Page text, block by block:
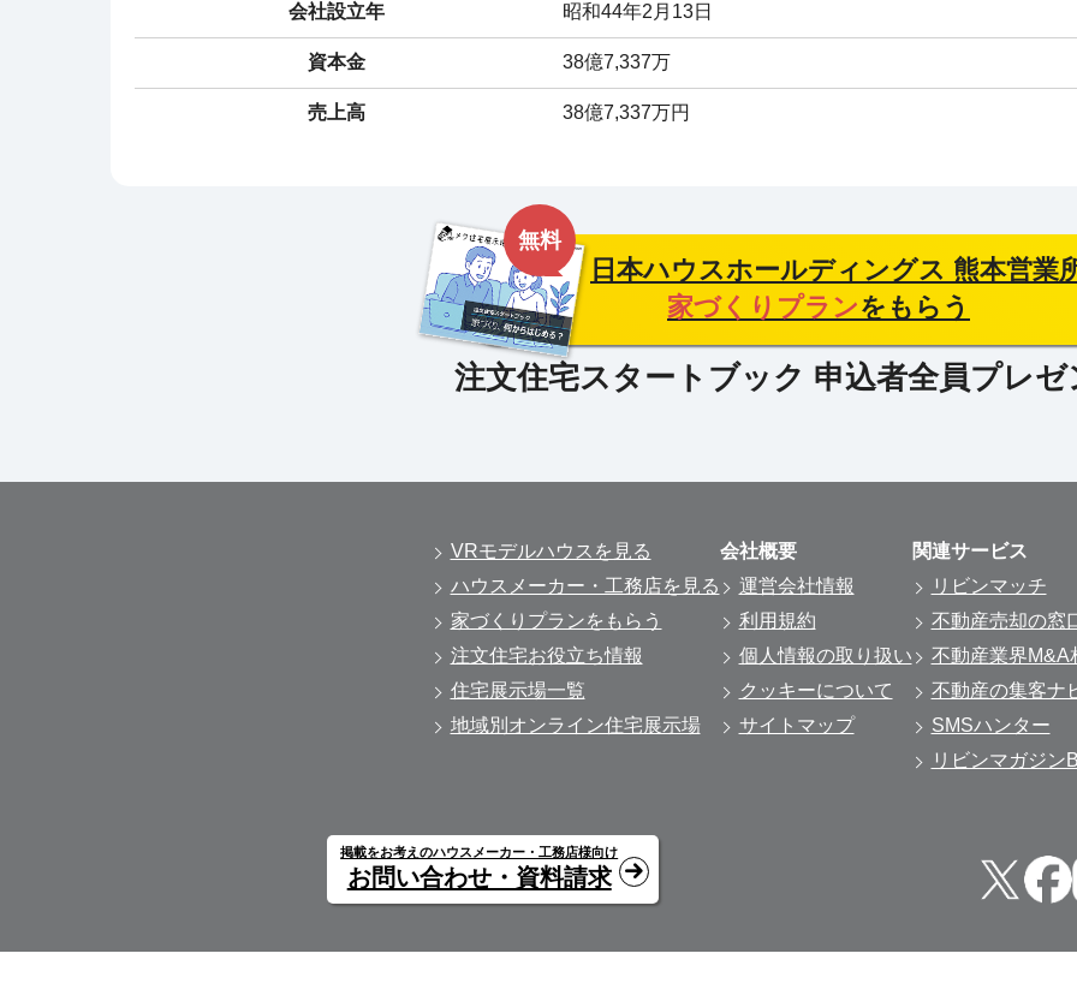
会社設立年 昭和44年2月13日
資本金 38億7,337万
売上高 38億7,337万円
無料
日本ハウスホールディングス 熊本営業
家づくりプランをもらう
VRモデルハウスを見る
ハウスメーカー・工務店を見る
家づくりプランをもらう
注文住宅お役立ち情報
住宅展示場一覧
地域別オンライン住宅展示場
会社概要
運営会社情報
利用規約
個人情報の取り扱い
クッキーについて
サイトマップ
関連サービス
リビンマッチ
不動産売却の窓
不動産業界M&A
不動産の集客ナ
SMSハンター
リビンマガジン
掲載をお考えのハウスメーカー・工務店様向け
お問い合わせ・資料請求